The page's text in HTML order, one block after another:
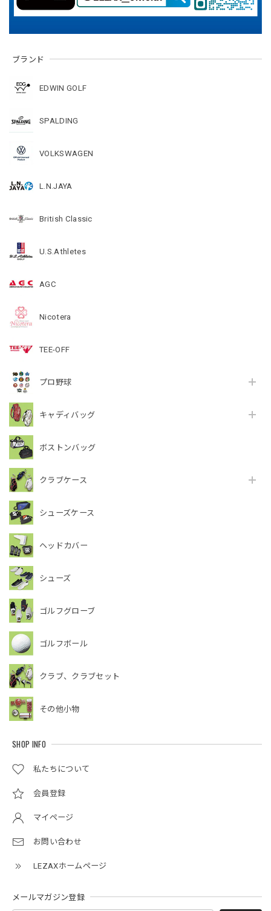
ブランド
EDWIN GOLF
SPALDING
VOLKSWAGEN
L.N.JAYA
British Classic
U.S.Athletes
AGC
Nicotera
TEE-OFF
プロ野球
キャディバッグ
ボストンバッグ
クラブケース
シューズケース
ヘッドカバー
シューズ
ゴルフグローブ
ゴルフボール
クラブ、クラブセット
その他小物
SHOP INFO
私たちについて
会員登録
マイページ
お問い合わせ
LEZAXホームページ
メールマガジン登録